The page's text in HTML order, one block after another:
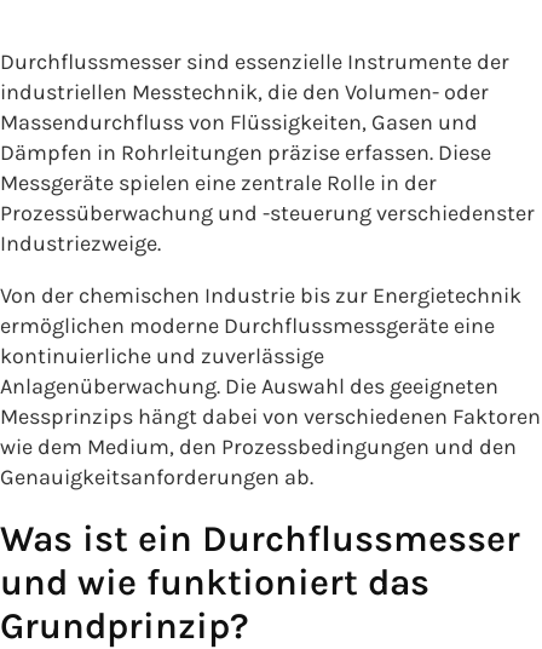
Durchflussmesser sind essenzielle Instrumente der
industriellen Messtechnik, die den Volumen- oder
Massendurchfluss von Flüssigkeiten, Gasen und
Dämpfen in Rohrleitungen präzise erfassen. Diese
Messgeräte spielen eine zentrale Rolle in der
Prozessüberwachung und -steuerung verschiedenster
Industriezweige.
Von der chemischen Industrie bis zur Energietechnik
ermöglichen moderne Durchflussmessgeräte eine
kontinuierliche und zuverlässige
Anlagenüberwachung. Die Auswahl des geeigneten
Messprinzips hängt dabei von verschiedenen Faktoren
wie dem Medium, den Prozessbedingungen und den
Genauigkeitsanforderungen ab.
Was ist ein Durchflussmesser
und wie funktioniert das
Grundprinzip?